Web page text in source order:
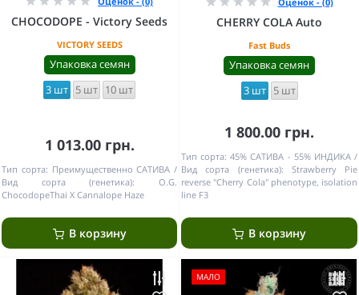
CHOCODOPE - Victory Seeds
VICTORY SEEDS
Упаковка семян
3 шт 5 шт 10 шт
1 013.00 грн.
Тип сорта: Преимущественно САТИВА
Вид сорта (генетика):
O.G.
ChocodopeThai X Cannalope Haze
В корзину
CHERRY COLA Auto
Fast Buds
Упаковка семян
3 шт 5 шт
1 800.00 грн.
Тип сорта: 45% САТИВА - 55% ИНДИКА
Вид сорта (генетика):
Strawberry Pie
reverse "Cherry Cola" phenotype, isolation
line F3
В корзину
МАЛО